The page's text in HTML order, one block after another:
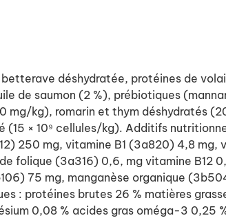
déshydratée, protéines de
de saumon (2 %), prébiotiques
mg/kg), romarin et thym déshydratés
× 10⁹ cellules/kg). Additifs
250 mg, vitamine B1 (3a820) 4,8 mg,
folique (3a316) 0,6, mg vitamine B12
75 mg, manganèse organique
: protéines brutes 26 % matières
0,08 % acides gras oméga-3 0,25